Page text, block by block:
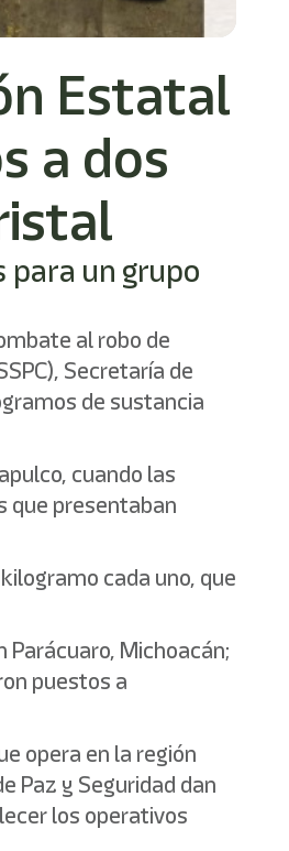
Estatal
a dos
para un grupo
al robo de
Secretaría de
de sustancia
cuando las
que presentaban
cada uno, que
Michoacán;
puestos a
opera en la región
Paz y Seguridad dan
los operativos